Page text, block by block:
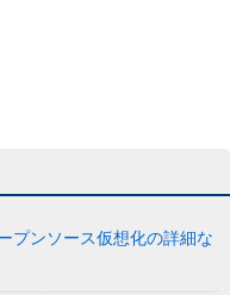
プンソース仮想化の詳細な